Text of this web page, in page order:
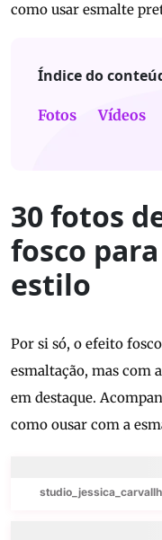
como usar esmalte
Índice do
Fotos Vídeos
30 fotos
fosco
estilo
Por si só, o efeito
esmaltação, mas com
em destaque.
como ousar com a